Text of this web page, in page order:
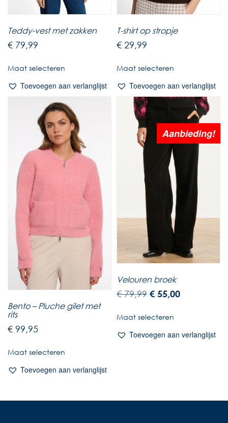
Teddy-vest met zakken
€ 79,99
Maat selecteren
Toevoegen aan verlanglijst
T-shirt op stropje
€ 29,99
Maat selecteren
Toevoegen aan verlanglijst
Bento – Pluche gilet met
rits
€ 99,95
Maat selecteren
Toevoegen aan verlanglijst
Aanbieding!
Velouren broek
€79,99 € 55,00
Maat selecteren
Toevoegen aan verlanglijst